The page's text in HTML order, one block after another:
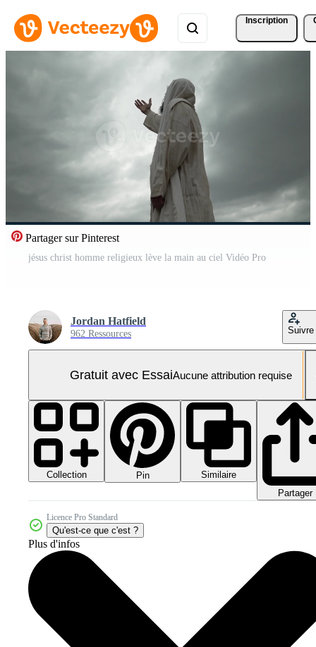
Inscription
Partager sur Pinterest
jésus christ homme religieux lève la main au ciel Vidéo Pro
Jordan Hatfield
962 Ressources Suivre
Gratuit avec EssaiAucune attribution requise
Collection Pin
Similaire
Partager
Licence Pro Standard
Qu'est-ce que c'est ?
Plus d'infos